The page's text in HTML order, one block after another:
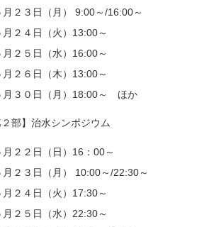
月２３日（月） 9:00～/16:00～
月２４日（火）13:00～
月２５日（水）16:00～
月２６日（木）13:00～
月３０日（月）18:00～ ほか
２部】治水シンポジウム
月２２日（日）16：00～
月２３日（月） 10:00～/22:30～
月２４日（火）17:30～
月２５日（水）22:30～